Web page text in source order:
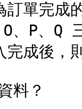
訂單完成
P、Q
完成後，
料？